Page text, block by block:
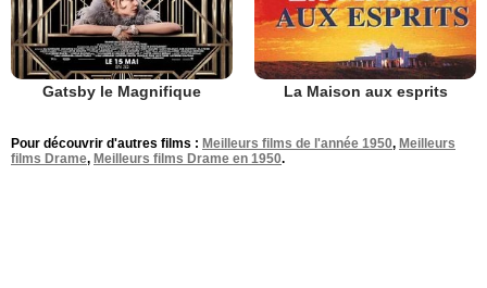
Gatsby le Magnifique La Maison aux esprits
Pour découvrir d'autres films : Meilleurs films de l'année 1950, Meilleurs
films Drame, Meilleurs films Drame en 1950.